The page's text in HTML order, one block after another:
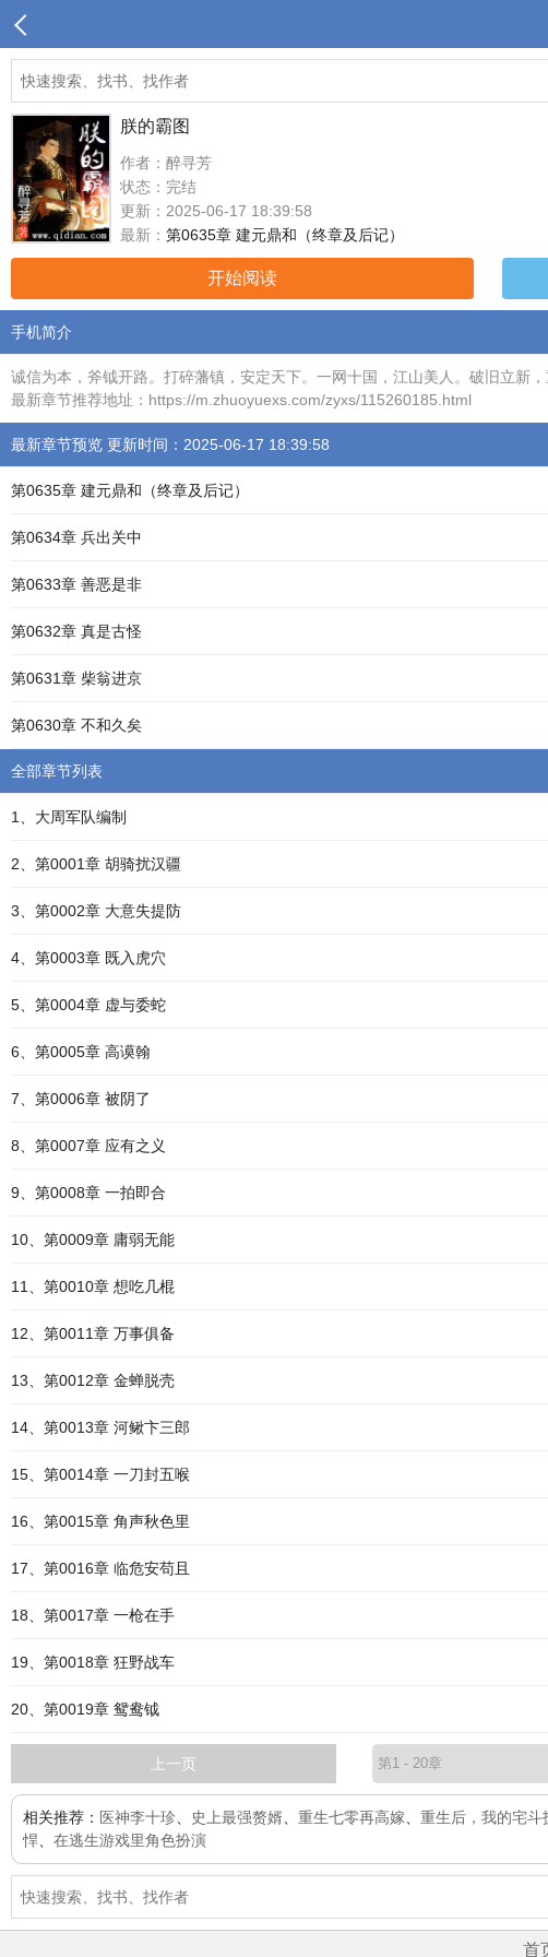
朕的霸图
作者：醉寻芳
状态：完结
更新：2025-06-17 18:39:58
最新： 第0635章 建元鼎和（终章及后记）
开始阅读
手机简介
诚信为本，斧钺开路。打碎藩镇，安定天下。一网十国，江山美人。破旧立
最新章节推荐地址：https://m.zhuoyuexs.com/zyxs/115260185.html
最新章节预览 更新时间：2025-06-17 18:39:58
第0635章 建元鼎和（终章及后记）
第0634章 兵出关中
第0633章 善恶是非
第0632章 真是古怪
第0631章 柴翁进京
第0630章 不和久矣
全部章节列表
1、大周军队编制
2、第0001章 胡骑扰汉疆
3、第0002章 大意失提防
4、第0003章 既入虎穴
5、第0004章 虚与委蛇
6、第0005章 高谟翰
7、第0006章 被阴了
8、第0007章 应有之义
9、第0008章 一拍即合
10、第0009章 庸弱无能
11、第0010章 想吃几棍
12、第0011章 万事俱备
13、第0012章 金蝉脱壳
14、第0013章 河鳅卞三郎
15、第0014章 一刀封五喉
16、第0015章 角声秋色里
17、第0016章 临危安苟且
18、第0017章 一枪在手
19、第0018章 狂野战车
20、第0019章 鸳鸯钺
上一页
相关推荐： 医神李十珍 史上最强赘婿 重生七零再高嫁 重生后，我的宅斗
悍
在逃生游戏里角色扮演
首